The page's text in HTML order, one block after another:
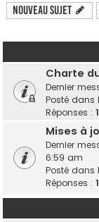
Nouveau sujet
Charte
Dernier
Posté dans
Réponses : 1
Mises à
Dernier
6:59 am
Posté dans
Réponses :